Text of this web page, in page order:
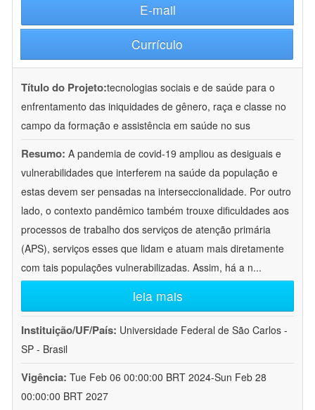
E-mail
Currículo
Título do Projeto:tecnologias sociais e de saúde para o
enfrentamento das iniquidades de gênero, raça e classe no
campo da formação e assistência em saúde no sus
Resumo: A pandemia de covid-19 ampliou as desiguais e
vulnerabilidades que interferem na saúde da população e
estas devem ser pensadas na interseccionalidade. Por outro
lado, o contexto pandêmico também trouxe dificuldades aos
processos de trabalho dos serviços de atenção primária
(APS), serviços esses que lidam e atuam mais diretamente
com tais populações vulnerabilizadas. Assim, há a n...
leia mais
Instituição/UF/País: Universidade Federal de São Carlos -
SP - Brasil
Vigência: Tue Feb 06 00:00:00 BRT 2024-Sun Feb 28
00:00:00 BRT 2027